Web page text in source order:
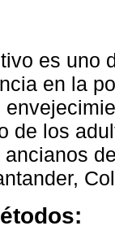
es uno
en la
de los